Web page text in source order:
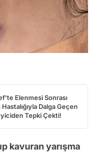
Elenmesi Sonrası
Dalga Geçen
Tepki Çekti!
kavuran yarışma